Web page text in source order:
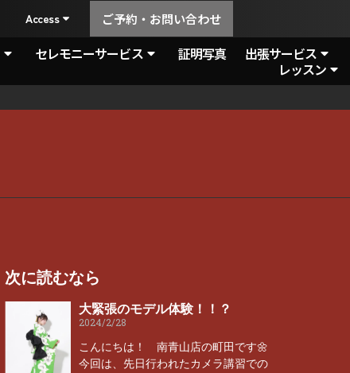
Access ご予約・お問い合わせ
セレモニーサービス 証明写真
出張サービス
レッスン
次に読むなら
大緊張のモデル体験！！？
2024/2/28
こんにちは！ 南青山店の町田です🌼
今回は、先日行われたカメラ講習での